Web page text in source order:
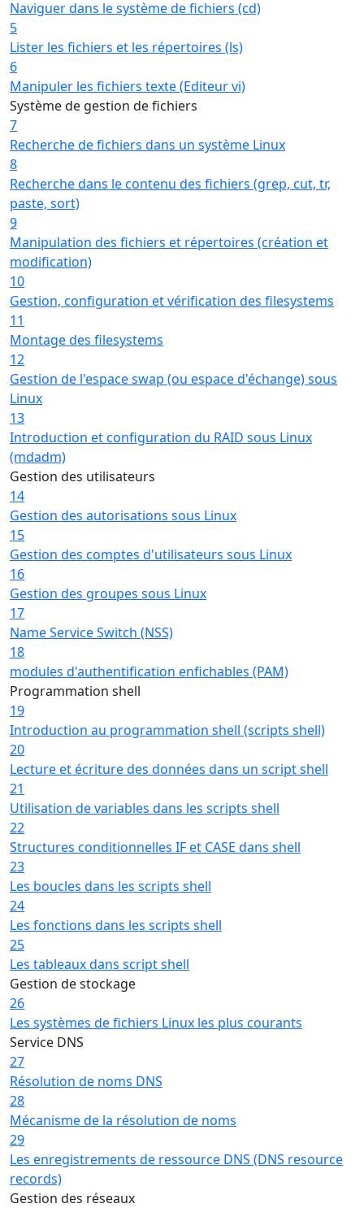
Naviguer dans le système de fichiers (cd)
5
Lister les fichiers et les répertoires (ls)
6
Manipuler les fichiers texte (Editeur vi)
Système de gestion de fichiers
7
Recherche de fichiers dans un système Linux
8
Recherche dans le contenu des fichiers (grep, cut, tr,
paste, sort)
9
Manipulation des fichiers et répertoires (création et
modification)
10
Gestion, configuration et vérification des filesystems
11
Montage des filesystems
12
Gestion de l'espace swap (ou espace d'échange) sous
Linux
13
Introduction et configuration du RAID sous Linux
(mdadm)
Gestion des utilisateurs
14
Gestion des autorisations sous Linux
15
Gestion des comptes d'utilisateurs sous Linux
16
Gestion des groupes sous Linux
17
Name Service Switch (NSS)
18
modules d'authentification enfichables (PAM)
Programmation shell
19
Introduction au programmation shell (scripts shell)
20
Lecture et écriture des données dans un script shell
21
Utilisation de variables dans les scripts shell
22
Structures conditionnelles IF et CASE dans shell
23
Les boucles dans les scripts shell
24
Les fonctions dans les scripts shell
25
Les tableaux dans script shell
Gestion de stockage
26
Les systèmes de fichiers Linux les plus courants
Service DNS
27
Résolution de noms DNS
28
Mécanisme de la résolution de noms
29
Les enregistrements de ressource DNS (DNS resource
records)
Gestion des réseaux